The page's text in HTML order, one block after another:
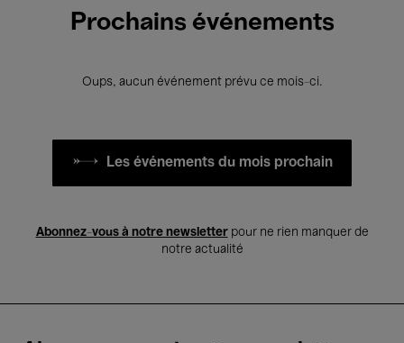
Prochains événements
Oups, aucun événement prévu ce mois-ci.
Les événements du mois prochain
Abonnez-vous à notre newsletterpour ne rien manquer de
notre actualité